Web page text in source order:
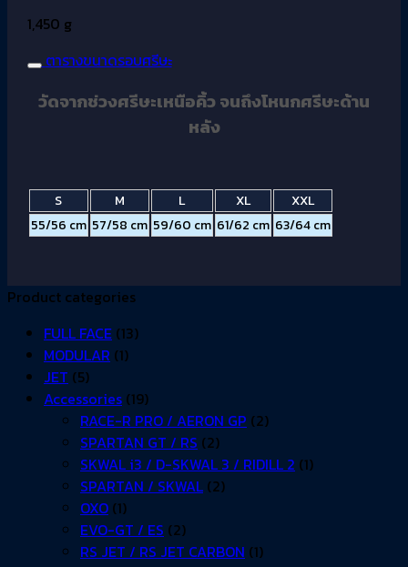
1,450 g
ตารางขนาดรอบศรีษะ
วัดจากช่วงศรีษะเหนือคิ้ว จนถึงโหนกศรีษะด้าน
หลัง
S M L XL
XXL
55/56 cm 57/58 cm 59/60 cm 61/62 cm 63/64 cm
Product categories
FULL FACE (13)
MODULAR (1)
JET (5)
Accessories (19)
RACE-R PRO / AERON GP (2)
SPARTAN GT / RS (2)
SKWAL i3 / D-SKWAL 3 / RIDILL 2 (1)
SPARTAN / SKWAL (2)
OXO (1)
EVO-GT / ES (2)
RS JET / RS JET CARBON (1)